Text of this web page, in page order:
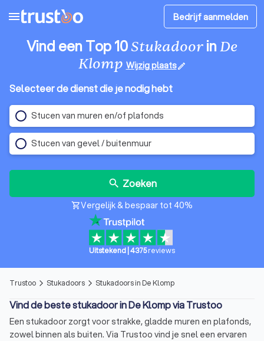
menu Bedrijf aanmelden
Vind een Top 10StukadoorinDe
Klomp Wijzig plaatsedit
Selecteer de dienst die je nodig hebt
Stucen van muren en/of plafonds
Stucen van gevel / buitenmuur
search Zoeken
shopping_cartVergelijk & bespaar tot 40%
Uitstekend 4375reviews
Trustoo arrow_forward_ios Stukadoors arrow_forward_ios Stukadoors in De Klomp
Vind de beste stukadoor in De Klomp via Trustoo
Een stukadoor zorgt voor strakke, gladde muren en plafonds,
zowel binnen als buiten. Via Trustoo vind je snel een ervaren